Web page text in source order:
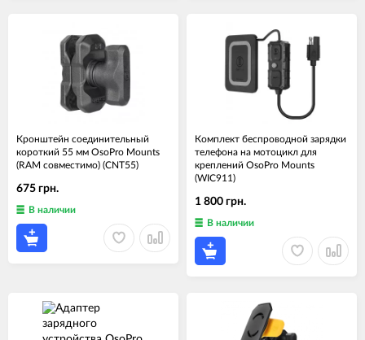
Кронштейн соединительный
короткий 55 мм OsoPro Mounts
(RAM совместимо) (CNT55)
675 грн.
В наличии
Комплект беспроводной зарядки
телефона на мотоцикл для
креплений OsoPro Mounts
(WIC911)
1 800 грн.
В наличии